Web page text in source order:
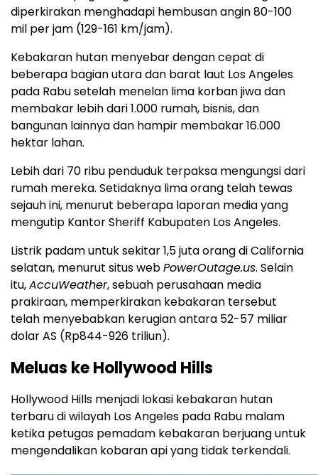
diperkirakan menghadapi hembusan angin 80-100
mil per jam (129-161 km/jam).
Kebakaran hutan menyebar dengan cepat di
beberapa bagian utara dan barat laut Los Angeles
pada Rabu setelah menelan lima korban jiwa dan
membakar lebih dari 1.000 rumah, bisnis, dan
bangunan lainnya dan hampir membakar 16.000
hektar lahan.
Lebih dari 70 ribu penduduk terpaksa mengungsi dari
rumah mereka. Setidaknya lima orang telah tewas
sejauh ini, menurut beberapa laporan media yang
mengutip Kantor Sheriff Kabupaten Los Angeles.
Listrik padam untuk sekitar 1,5 juta orang di California
selatan, menurut situs webPowerOutage.us. Selain
itu,AccuWeather, sebuah perusahaan media
prakiraan, memperkirakan kebakaran tersebut
telah menyebabkan kerugian antara 52-57 miliar
dolar AS (Rp844-926 triliun).
Meluas ke Hollywood Hills
Hollywood Hills menjadi lokasi kebakaran hutan
terbaru di wilayah Los Angeles pada Rabu malam
ketika petugas pemadam kebakaran berjuang untuk
mengendalikan kobaran api yang tidak terkendali.